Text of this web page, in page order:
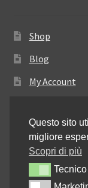
Shop
Blog
My Account
Resi e
Annullamento
Informativa
Questo sito
migliore
Scopri di più
TecnicoTecnico